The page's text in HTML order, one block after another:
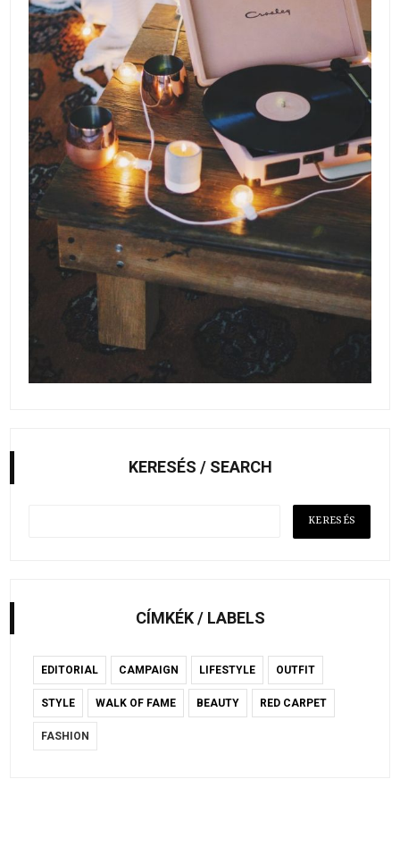
KERESÉS / SEARCH
CÍMKÉK / LABELS
EDITORIAL CAMPAIGN LIFESTYLE OUTFIT
STYLE WALK OF FAME BEAUTY RED CARPET
FASHION